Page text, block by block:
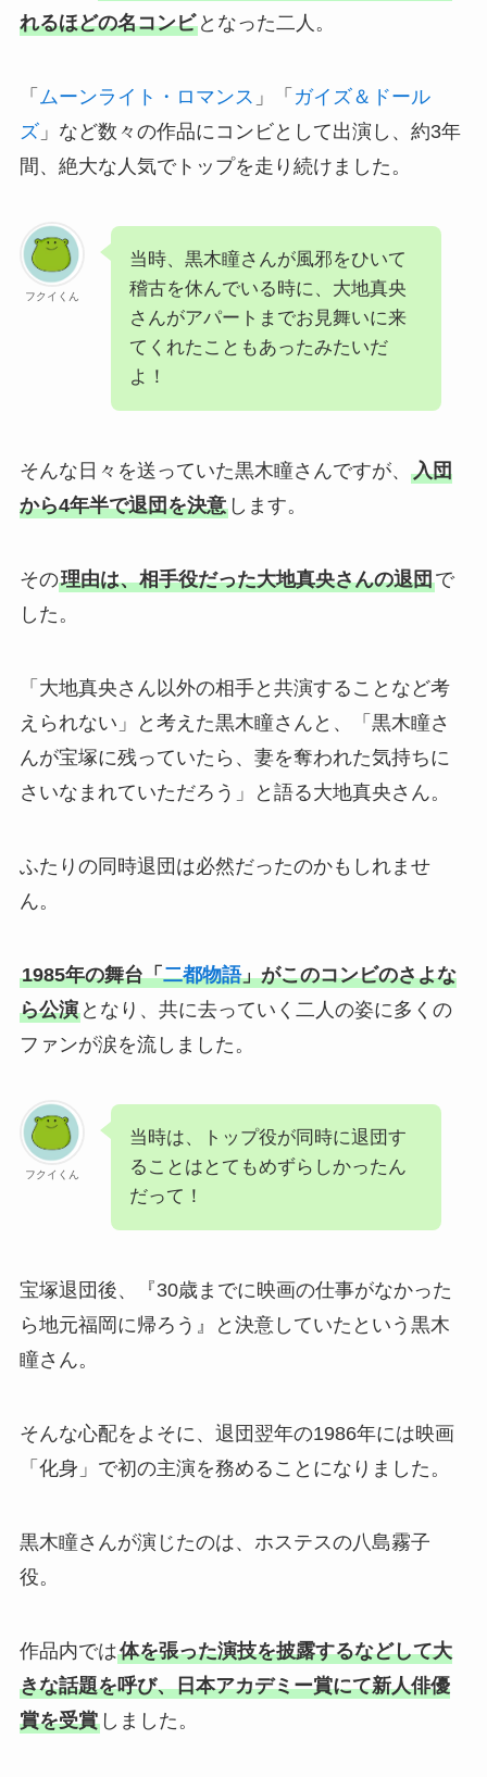
れるほどの名コンビとなった二人。
「 ムーンライト・ロマンス 」「 ガイズ＆ドール
ズ」など数々の作品にコンビとして出演し、約3年
間、絶大な人気でトップを走り続けました。
フクイくん
当時、黒木瞳さんが風邪をひいて
稽古を休んでいる時に、大地真央
さんがアパートまでお見舞いに来
てくれたこともあったみたいだ
よ！
そんな日々を送っていた黒木瞳さんですが、 入団
から4年半で退団を決意します。
その理由は、相手役だった大地真央さんの退団で
した。
「大地真央さん以外の相手と共演することなど考
えられない」と考えた黒木瞳さんと、「黒木瞳さ
んが宝塚に残っていたら、妻を奪われた気持ちに
さいなまれていただろう」と語る大地真央さん。
ふたりの同時退団は必然だったのかもしれませ
ん。
1985年の舞台「二都物語」がこのコンビのさよな
ら公演となり、共に去っていく二人の姿に多くの
ファンが涙を流しました。
フクイくん
当時は、トップ役が同時に退団す
ることはとてもめずらしかったん
だって！
宝塚退団後、『30歳までに映画の仕事がなかった
ら地元福岡に帰ろう』と決意していたという黒木
瞳さん。
そんな心配をよそに、退団翌年の1986年には映画
「化身」で初の主演を務めることになりました。
黒木瞳さんが演じたのは、ホステスの八島霧子
役。
作品内では体を張った演技を披露するなどして大
きな話題を呼び、日本アカデミー賞にて新人俳優
賞を受賞しました。